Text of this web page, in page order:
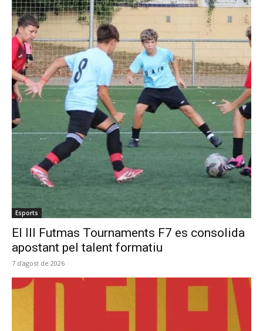
Esports
El III Futmas Tournaments F7 es consolida
apostant pel talent formatiu
7 d'agost de 2026